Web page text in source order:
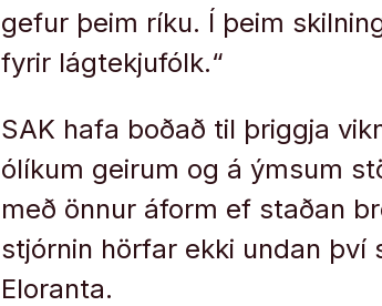
gefur þeim ríku. Í þeim
fyrir lágtekjufólk.“
SAK hafa boðað til þriggja
ólíkum geirum og á ýmsum
með önnur áform ef staðan
stjórnin hörfar ekki undan því
Eloranta.